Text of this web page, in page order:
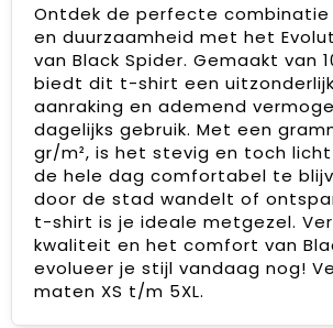
Ontdek de perfecte
en duurzaamheid met het
van Black Spider. Gemaakt van
biedt dit t-shirt een
aanraking en ademend
dagelijks gebruik. Met een
gr/m², is het stevig en toch
de hele dag comfortabel te
door de stad wandelt of
t-shirt is je ideale metgezel.
kwaliteit en het comfort van
evolueer je stijl vandaag nog!
maten XS t/m 5XL.